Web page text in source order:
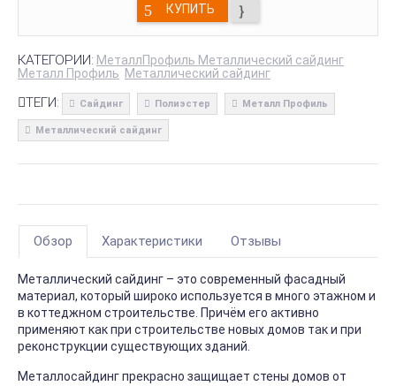
КУПИТЬ
КАТЕГОРИИ: МеталлПрофиль Металлический сайдинг
Металл Профиль Металлический сайдинг
ТЕГИ: Сайдинг Полиэстер Металл Профиль
Металлический сайдинг
Обзор Характеристики Отзывы
Металлический сайдинг – это современный фасадный
материал, который широко используется в много этажном и
в коттеджном строительстве. Причём его активно
применяют как при строительстве новых домов так и при
реконструкции существующих зданий.
Металлосайдинг прекрасно защищает стены домов от